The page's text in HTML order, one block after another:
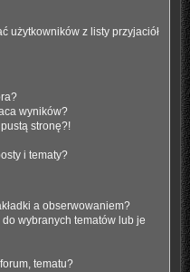
użytkowników z listy przyjaciół
wyników?
stronę?!
i tematy?
a obserwowaniem?
wybranych tematów lub je
tematu?